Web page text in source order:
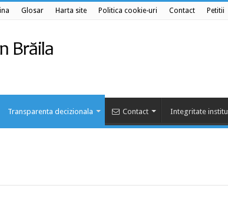
Glosar Harta site Politica cookie-uri Contact Petitii
Transparenta decizionala Contact Integritate